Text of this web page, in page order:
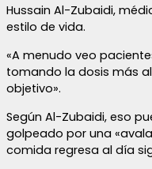
Hussain Al-Zubaidi,
estilo de vida.
«A menudo veo
tomando la dosis más
objetivo».
Según Al-Zubaidi, eso
golpeado por una
comida regresa al día